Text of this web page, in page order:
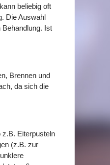
beliebig oft
Die Auswahl
Ist
Brennen und
da sich die
z.B. Eiterpusteln
(z.B. zur